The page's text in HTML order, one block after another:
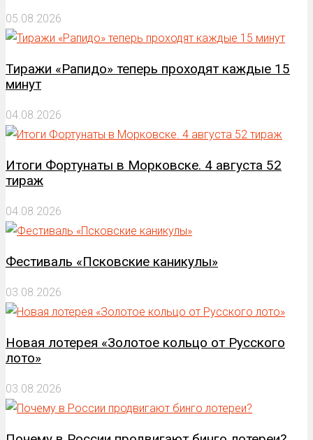
05.08.2026
Тиражи «Рапидо» теперь проходят каждые 15
минут
04.08.2026
Итоги Фортунаты в Морковске. 4 августа 52
тираж
04.08.2026
Фестиваль «Псковские каникулы»
03.08.2026
Новая лотерея «Золотое кольцо от Русского
лото»
03.08.2026